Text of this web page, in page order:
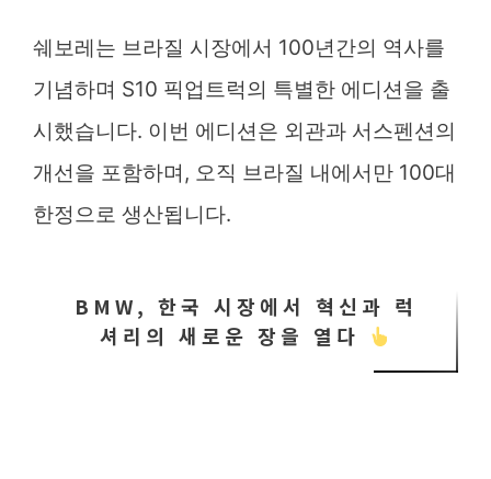
쉐보레는 브라질 시장에서 100년간의 역사를
기념하며 S10 픽업트럭의 특별한 에디션을 출
시했습니다. 이번 에디션은 외관과 서스펜션의
개선을 포함하며, 오직 브라질 내에서만 100대
한정으로 생산됩니다.
BMW, 한국 시장에서 혁신과 럭
셔리의 새로운 장을 열다